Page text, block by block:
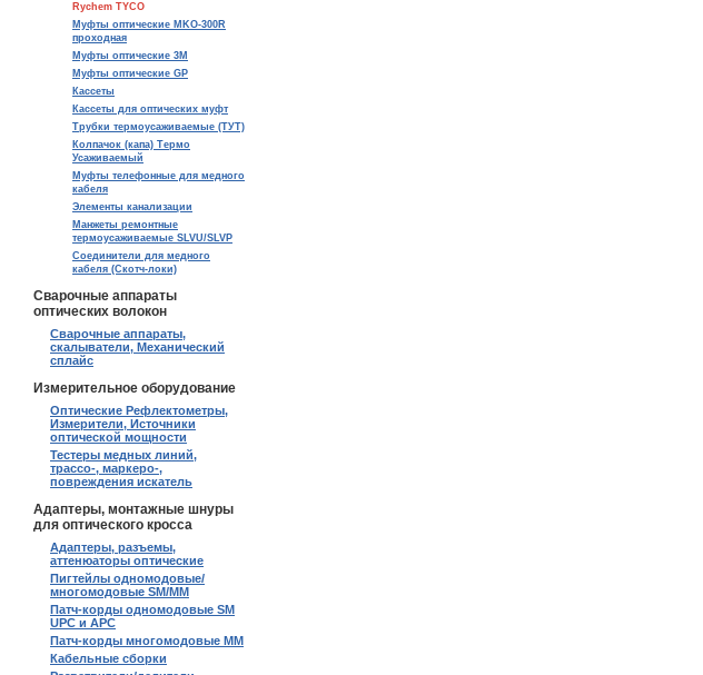
Rychem TYCO
Муфты оптические MKO-300R
проходная
Муфты оптические 3М
Муфты оптические GP
Кассеты
Кассеты для оптических муфт
Трубки термоусаживаемые (ТУТ)
Колпачок (капа) Термо
Усаживаемый
Муфты телефонные для медного
кабеля
Элементы канализации
Манжеты ремонтные
термоусаживаемые SLVU/SLVP
Соединители для медного
кабеля (Скотч-локи)
Сварочные аппараты
оптических волокон
Сварочные аппараты,
скалыватели, Механический
сплайс
Измерительное оборудование
Оптические Рефлектометры,
Измерители, Источники
оптической мощности
Тестеры медных линий,
трассо-, маркеро-,
повреждения искатель
Адаптеры, монтажные шнуры
для оптического кросса
Адаптеры, разъемы,
аттенюаторы оптические
Пигтейлы одномодовые/
многомодовые SM/MM
Патч-корды одномодовые SM
UPC и APC
Патч-корды многомодовые MM
Кабельные сборки